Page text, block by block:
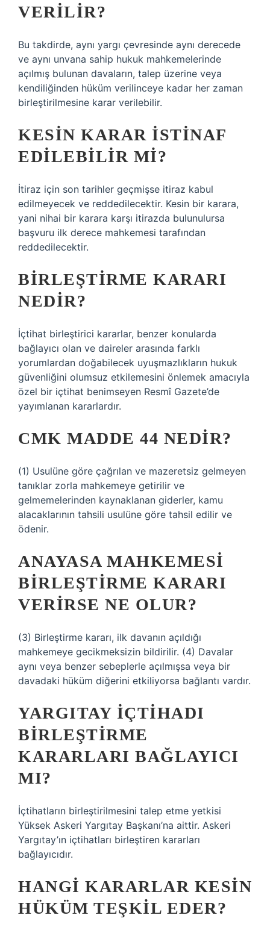
VERILIR?
Bu takdirde, aynı yargı çevresinde aynı derecede
ve aynı unvana sahip hukuk mahkemelerinde
açılmış bulunan davaların, talep üzerine veya
kendiliğinden hüküm verilinceye kadar her zaman
birleştirilmesine karar verilebilir.
KESIN KARAR ISTINAF
EDILEBILIR MI?
İtiraz için son tarihler geçmişse itiraz kabul
edilmeyecek ve reddedilecektir. Kesin bir karara,
yani nihai bir karara karşı itirazda bulunulursa
başvuru ilk derece mahkemesi tarafından
reddedilecektir.
BIRLEŞTIRME KARARI
NEDIR?
İçtihat birleştirici kararlar, benzer konularda
bağlayıcı olan ve daireler arasında farklı
yorumlardan doğabilecek uyuşmazlıkların hukuk
güvenliğini olumsuz etkilemesini önlemek amacıyla
özel bir içtihat benimseyen Resmî Gazete’de
yayımlanan kararlardır.
CMK MADDE 44 NEDIR?
(1) Usulüne göre çağrılan ve mazeretsiz gelmeyen
tanıklar zorla mahkemeye getirilir ve
gelmemelerinden kaynaklanan giderler, kamu
alacaklarının tahsili usulüne göre tahsil edilir ve
ödenir.
ANAYASA MAHKEMESI
BIRLEŞTIRME KARARI
VERIRSE NE OLUR?
(3) Birleştirme kararı, ilk davanın açıldığı
mahkemeye gecikmeksizin bildirilir. (4) Davalar
aynı veya benzer sebeplerle açılmışsa veya bir
davadaki hüküm diğerini etkiliyorsa bağlantı vardır.
YARGITAY IÇTIHADI
BIRLEŞTIRME
KARARLARI BAĞLAYICI
MI?
İçtihatların birleştirilmesini talep etme yetkisi
Yüksek Askeri Yargıtay Başkanı’na aittir. Askeri
Yargıtay’ın içtihatları birleştiren kararları
bağlayıcıdır.
HANGI KARARLAR KESIN
HÜKÜM TEŞKIL EDER?